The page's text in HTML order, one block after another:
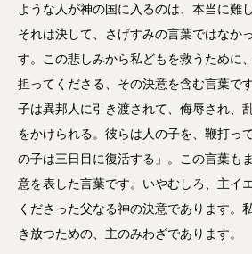
ような人が神の国に入るのは、本当に難
それは決して、さげすみの言葉ではなか
す。この悲しみから私どもを救うために
担ってくださる、その決意を含む言葉で
子は異邦人に引き渡されて、侮辱され、
をかけられる。彼らは人の子を、鞭打っ
の子は三日目に復活する」。この言葉も
意を表した言葉です。いやむしろ、主イ
くださった父なる神の決意であります。
き放つための、主のみわざであります。